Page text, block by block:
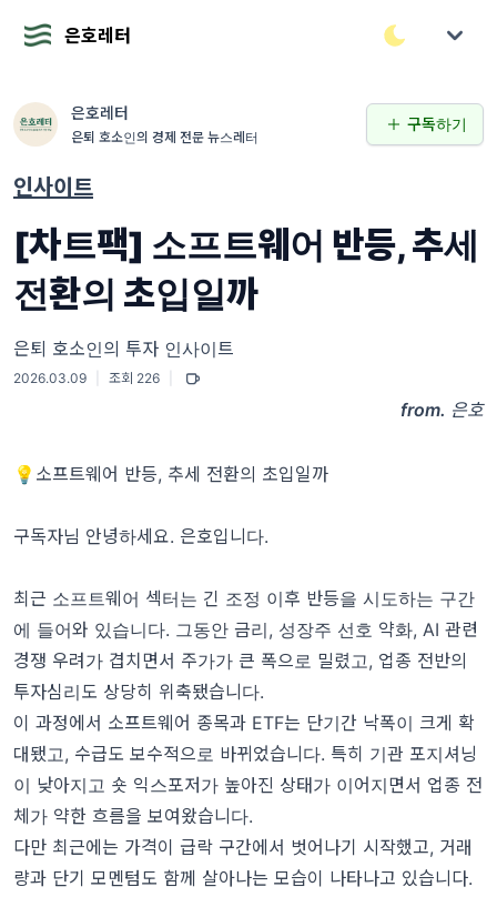
은호레터
은호레터
은퇴 호소인의 경제 전문 뉴스레터
구독하기
인사이트
[차트팩] 소프트웨어 반등, 추세
전환의 초입일까
은퇴 호소인의 투자 인사이트
2026.03.09 조회 226
from. 은호
💡소프트웨어 반등, 추세 전환의 초입일까
구독자님 안녕하세요. 은호입니다.
최근 소프트웨어 섹터는 긴 조정 이후 반등을 시도하는 구간
에 들어와 있습니다. 그동안 금리, 성장주 선호 약화, AI 관련
경쟁 우려가 겹치면서 주가가 큰 폭으로 밀렸고, 업종 전반의
투자심리도 상당히 위축됐습니다.
이 과정에서 소프트웨어 종목과 ETF는 단기간 낙폭이 크게 확
대됐고, 수급도 보수적으로 바뀌었습니다. 특히 기관 포지셔닝
이 낮아지고 숏 익스포저가 높아진 상태가 이어지면서 업종 전
체가 약한 흐름을 보여왔습니다.
다만 최근에는 가격이 급락 구간에서 벗어나기 시작했고, 거래
량과 단기 모멘텀도 함께 살아나는 모습이 나타나고 있습니다.